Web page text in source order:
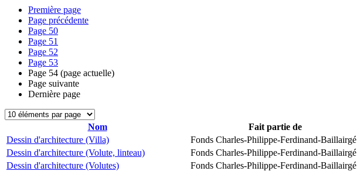
Première page
Page précédente
Page 50
Page 51
Page 52
Page 53
Page 54 (page actuelle)
Page suivante
Dernière page
Nom Fait partie de
Dessin d'architecture (Villa)
Fonds Charles-Philippe-Ferdinand-Baillairgé
Dessin d'architecture (Volute, linteau)
Fonds Charles-Philippe-Ferdinand-Baillairgé
Dessin d'architecture (Volutes)
Fonds Charles-Philippe-Ferdinand-Baillairgé